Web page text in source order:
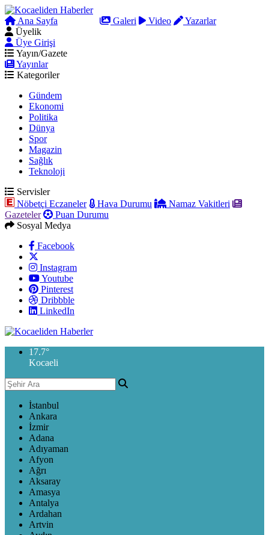
Ana Sayfa Galeri Video
Yazarlar
Üyelik
Üye Girişi
Yayın/Gazete
Yayınlar
Kategoriler
Gündem
Ekonomi
Politika
Dünya
Spor
Magazin
Sağlık
Teknoloji
Servisler
Nöbetçi Eczaneler
Hava Durumu
Namaz Vakitleri
Gazeteler
Puan Durumu
Sosyal Medya
Facebook
Instagram
Youtube
Pinterest
Dribbble
LinkedIn
17.7°
Kocaeli
İstanbul
Ankara
İzmir
Adana
Adıyaman
Afyon
Ağrı
Aksaray
Amasya
Antalya
Ardahan
Artvin